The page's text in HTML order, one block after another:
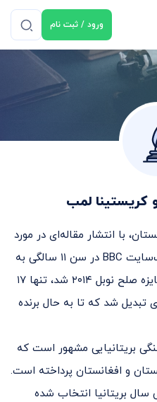
ورود / ثبت نام
کریستینا لمب
در پاکستان، با انتشار مقاله‌ای در مورد
حق تحصیل کودکان و زنان، در وب‌سایت BBC در سن ۱۱ سالگی به
شهرت رسید. زمانی که او برنده جایزه صلح نوبل ۲۰۱۴ شد، تنها ۱۷
شد که تا به حال برنده
بریتانیایی مشهور است که
پاکستان و افغانستان پرداخته است.
سال بریتانیا انتخاب شده